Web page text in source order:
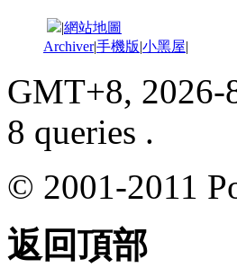
|網站地圖
Archiver|手機版|小黑屋|
GMT+8, 2026-
8 queries .
© 2001-2011
返回頂部